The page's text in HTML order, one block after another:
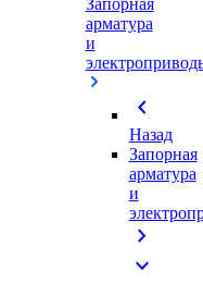
Запорная
арматура
и
chevron_left
Назад
Запорная
арматура
и
chevron_right
expand_more